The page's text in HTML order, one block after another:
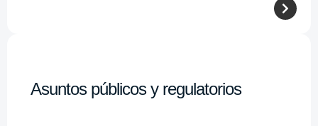
Asuntos públicos y regulatorios